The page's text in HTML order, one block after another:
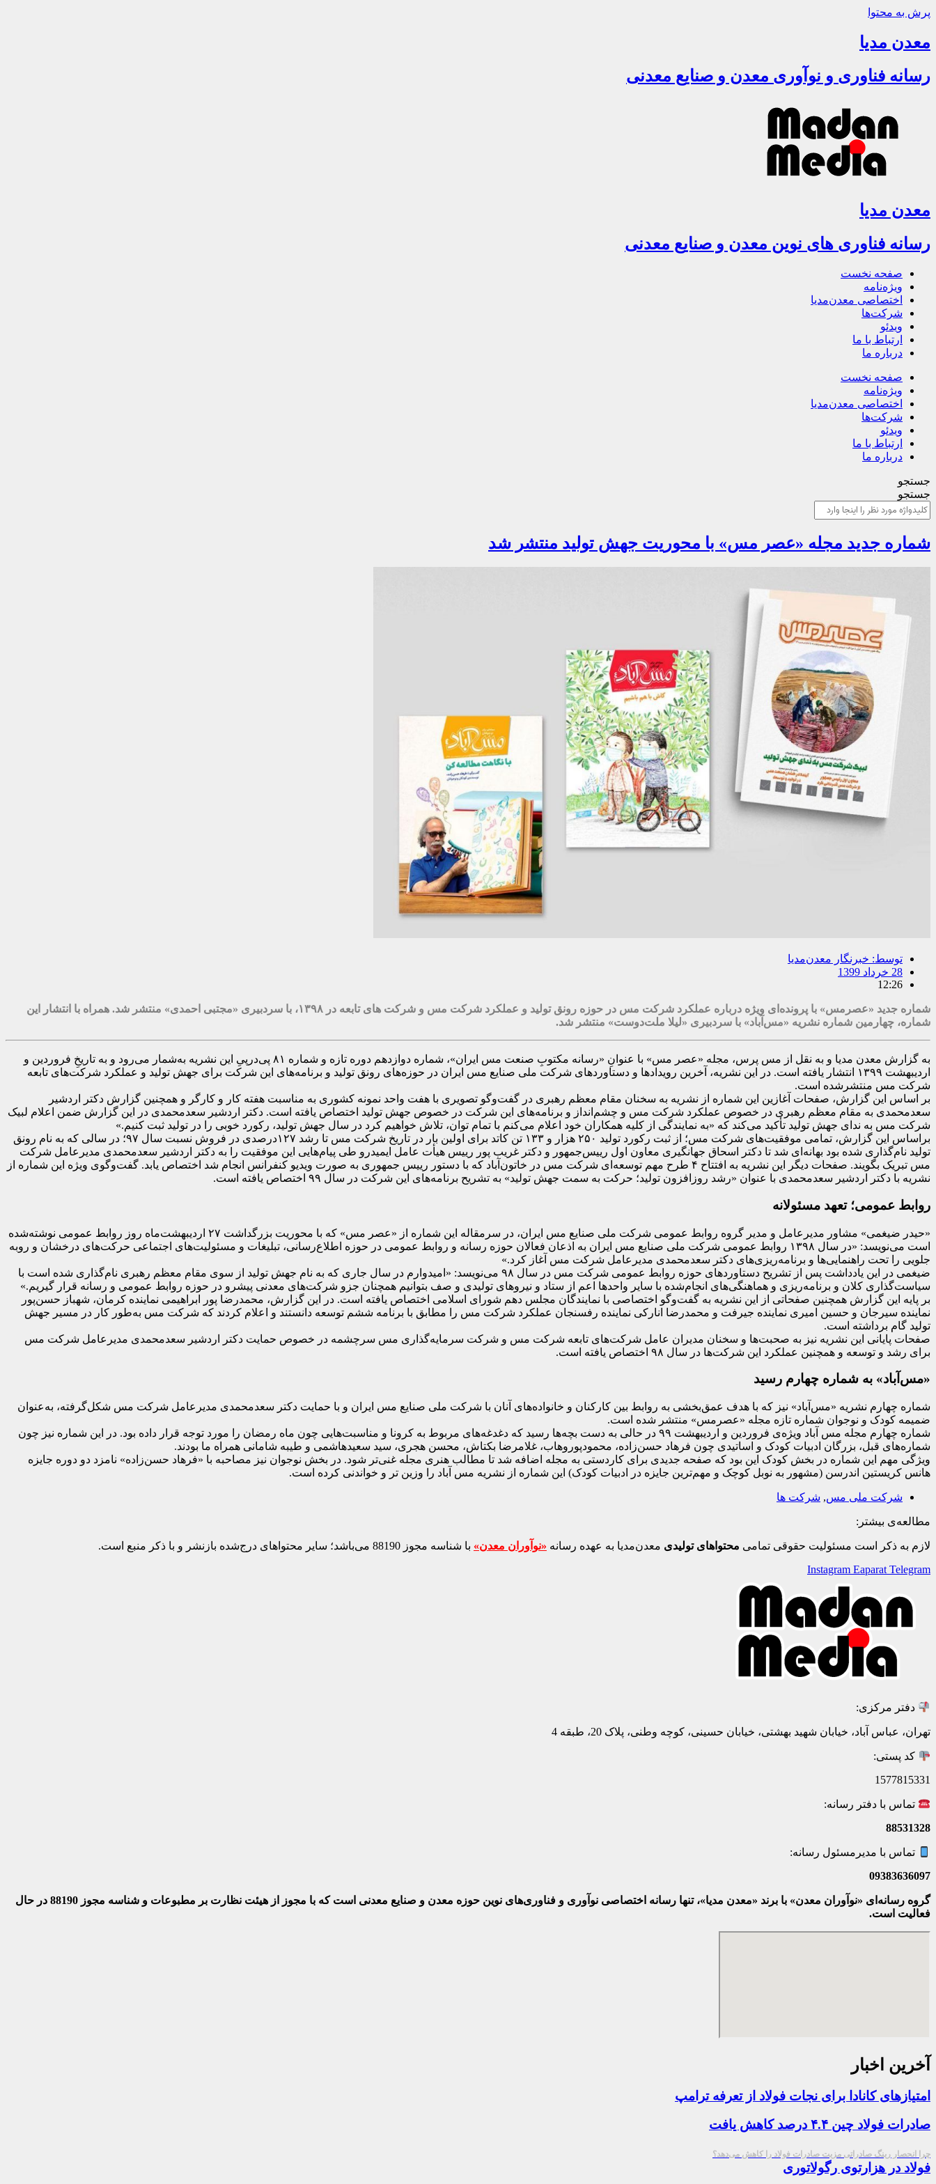
پرش به محتوا
معدن مدیا
رسانه فناوری و نوآوری معدن و صنایع معدنی
معدن مدیا
رسانه فناوری های نوین معدن و صنایع معدنی
صفحه نخست
ویژه‌نامه
اختصاصی معدن‌مدیا
شرکت‌ها
ویدئو
ارتباط با ما
درباره ما
صفحه نخست
ویژه‌نامه
اختصاصی معدن‌مدیا
شرکت‌ها
ویدئو
ارتباط با ما
درباره ما
جستجو
جستجو
شماره جدید مجله «عصر مس» با محوریت جهش تولید منتشر شد
توسط: خبرنگار معدن‌مدیا
28 خرداد 1399
12:26
شماره جدید «عصرمس» با پرونده‌ای ویژه درباره عملکرد شرکت مس در حوزه رونق تولید و عملکرد شرکت‌ مس و شرکت های تابعه در ۱۳۹۸، با سردبیری «مجتبی احمدی» منتشر شد. همراه با انتشار این
شماره، چهارمین شماره نشریه «مس‌آباد» با سردبیری «لیلا ملت‌دوست» منتشر شد.
به گزارش معدن مدیا و به نقل از مس پرس، مجله «عصر مس» با عنوانِ «رسانه مکتوبِ صنعت مس ایران»، شماره دوازدهم دوره تازه و شماره ۸۱ پی‌درپیِ این نشریه به‌شمار می‌رود و به تاریخِ فروردین و
اردیبهشت ۱۳۹۹ انتشار یافته است. در این نشریه، آخرین رویدادها و دستاوردهای شرکت ملی صنایع مس ایران در حوزه‌های رونق تولید و برنامه‌های این شرکت برای جهش تولید و عملکرد شرکت‌های تابعه
شرکت مس منتشرشده است.
بر اساس این گزارش، صفحات آغازین این شماره از نشریه به سخنان مقام معظم رهبری در گفت‌وگو تصویری با هفت واحد نمونه کشوری به مناسبت هفته کار و کارگر و همچنین گزارش دکتر اردشیر
سعدمحمدی به مقام معظم رهبری در خصوص عملکرد شرکت مس و چشم‌انداز و برنامه‌های این شرکت در خصوص جهش تولید اختصاص یافته است. دکتر اردشیر سعدمحمدی در این گزارش ضمن اعلام لبیک
شرکت مس به ندای جهش تولید تأکید می‌کند که «به نمایندگی از کلیه همکاران خود اعلام می‌کنم با تمام توان، تلاش خواهیم کرد در سال جهش تولید، رکورد خوبی را در تولید ثبت کنیم.»
براساس این گزارش، تمامی موفقیت‌های شرکت مس؛ از ثبت رکورد تولید ۲۵۰ هزار و ۱۳۳ تن کاتد برای اولین بار در تاریخ شرکت مس تا رشد ۱۲۷درصدی در فروش نسبت سال ۹۷؛ در سالی که به نام رونق
تولید نام‌گذاری شده بود بهانه‌ای شد تا دکتر اسحاق جهانگیری معاون اول رییس‌جمهور و دکتر غریب پور رییس هیأت عامل ایمیدرو طی پیام‌هایی این موفقیت را به دکتر اردشیر سعدمحمدی مدیرعامل شرکت
مس تبریک بگویند. صفحات دیگر این نشریه به افتتاح ۴ طرح مهم توسعه‌ای شرکت مس در خاتون‌آباد که با دستور رییس جمهوری به صورت ویدیو کنفرانس انجام شد اختصاص یابد. گفت‌وگوی ویژه این شماره از
نشریه با دکتر اردشیر سعدمحمدی با عنوان «رشد روزافزون تولید؛ حرکت به سمت جهش تولید» به تشریح برنامه‌های این شرکت در سال ۹۹ اختصاص یافته است.
روابط عمومی؛ تعهد مسئولانه
«حیدر ضیغمی» مشاور مدیرعامل و مدیر گروه روابط عمومی شرکت ملی صنایع مس ایران، در سرمقاله این شماره از «عصر مس» که با محوریت بزرگداشت ۲۷ اردیبهشت‌ماه روز روابط عمومی نوشته‌شده
است می‌نویسد: «در سال ۱۳۹۸ روابط عمومی شرکت ملی صنایع مس ایران به اذعان فعالان حوزه رسانه و روابط عمومی در حوزه اطلاع‌رسانی، تبلیغات و مسئولیت‌های اجتماعی حرکت‌های درخشان و روبه
جلویی را تحت راهنمایی‌ها و برنامه‌ریزی‌های دکتر سعدمحمدی مدیرعامل شرکت مس آغاز کرد.»
ضیغمی در این یادداشت پس از تشریح دستاوردهای حوزه روابط عمومی شرکت مس در سال ۹۸ می‌نویسد: «امیدوارم در سال جاری که به نام جهش تولید از سوی مقام معظم رهبری نام‌گذاری شده است با
سیاست‌گذاری کلان و برنامه‌ریزی و هماهنگی‌های انجام‌شده با سایر واحدها اعم از ستاد و نیروهای تولیدی و صف بتوانیم همچنان جزو شرکت‌های معدنی پیشرو در حوزه روابط عمومی و رسانه قرار گیریم.»
بر پایه این گزارش همچنین صفحاتی از این نشریه به گفت‌وگو اختصاصی با نمایندگان مجلس دهم شورای اسلامی اختصاص یافته است. در این گزارش، محمدرضا پور ابراهیمی نماینده کرمان، شهباز حسن‌پور
نماینده سیرجان و حسین امیری نماینده جیرفت و محمدرضا انارکی نماینده رفسنجان عملکرد شرکت مس را مطابق با برنامه ششم توسعه دانستند و اعلام کردند که شرکت مس به‌طور کار در مسیر جهش
تولید گام برداشته است.
صفحات پایانی این نشریه نیز به صحبت‌ها و سخنان مدیران عامل شرکت‌های تابعه شرکت مس و شرکت سرمایه‌گذاری مس سرچشمه در خصوص حمایت دکتر اردشیر سعدمحمدی مدیرعامل شرکت مس
برای رشد و توسعه و همچنین عملکرد این شرکت‌ها در سال ۹۸ اختصاص یافته است.
«مس‌آباد» به شماره چهارم رسید
شماره چهارم نشریه «مس‌آباد» نیز که با هدف عمق‌بخشی به روابط بین کارکنان و خانواده‌های آنان با شرکت ملی صنایع مس ایران و با حمایت دکتر سعدمحمدی مدیرعامل شرکت مس شکل‌گرفته، به‌عنوان
ضمیمه کودک و نوجوان شماره تازه مجله «عصرمس» منتشر شده است.
شماره چهارم مجله مس آباد ویژه‌ی فروردین و اردیبهشت ۹۹ در حالی به دست بچه‌ها رسید که دغدغه‌های مربوط به کرونا و مناسبت‌هایی چون ماه رمضان را مورد توجه قرار داده بود. در این شماره نیز چون
شماره‌های قبل، بزرگان ادبیات کودک و اساتیدی چون فرهاد حسن‌زاده، محمودپوروهاب، غلامرضا بکتاش، محسن هجری، سید سعیدهاشمی و طیبه شامانی همراه ما بودند.
ویژگی مهم این شماره در بخش کودک این بود که صفحه‌ جدیدی برای کاردستی به مجله اضافه شد تا مطالب هنری مجله غنی‌تر شود. در بخش نوجوان نیز مصاحبه با «فرهاد حسن‌زاده» نامزد دو دوره جایزه
هانس کریستین اندرسن (مشهور به نوبل کوچک و مهم‌ترین جایزه در ادبیات کودک) این شماره از نشریه مس آباد را وزین تر و خواندنی کرده است.
شرکت ملی مس, شرکت ها
مطالعه‌ی بیشتر:
لازم به ذکر است مسئولیت حقوقی تمامی محتواهای تولیدی معدن‌مدیا به عهده رسانه «نوآوران معدن» با شناسه مجوز 88190 می‌باشد؛ سایر محتواهای درج‌شده بازنشر و با ذکر منبع است.
Instagram Eaparat Telegram
دفتر مرکزی:
تهران، عباس آباد، خیابان شهید بهشتی، خیابان حسینی، کوچه وطنی، پلاک 20، طبقه 4
کد پستی:
1577815331
تماس با دفتر رسانه:
88531328
تماس با مدیرمسئول رسانه:
09383636097
گروه رسانه‌ای «نوآوران معدن» با برند «معدن مدیا»، تنها رسانه اختصاصی نوآوری و فناوری‌های نوین حوزه معدن و صنایع معدنی‌ است که با مجوز از هیئت نظارت بر مطبوعات
و شناسه مجوز 88190 در حال
فعالیت است.
آخرین اخبار
امتیازهای کانادا برای نجات فولاد از تعرفه ترامپ
صادرات فولاد چین ۴.۴ درصد کاهش یافت
چرا انحصار رینگ صادراتی مزیت صادرات فولاد را کاهش می‌دهد؟
فولاد در هزارتوی رگولاتوری